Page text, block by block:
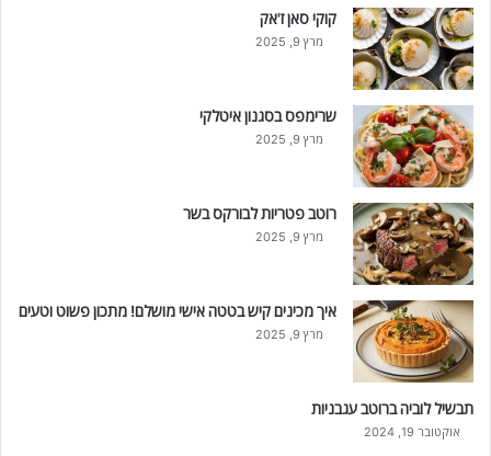
קוקי סאן ז'אק
מרץ 9, 2025
שרימפס בסגנון איטלקי
מרץ 9, 2025
רוטב פטריות לבורקס בשר
מרץ 9, 2025
איך מכינים קיש בטטה אישי מושלם! מתכון פשוט וטעים
מרץ 9, 2025
תבשיל לוביה ברוטב עגבניות
אוקטובר 19, 2024